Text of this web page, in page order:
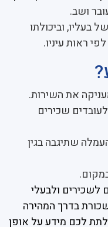
ושב.
בעליו, וביכולתו
ראות עיניו.
את השירות.
שכירים
שתיגבה בגין
לשכירים ולבעלי
בדרך המהירה
לתת לכם מידע על אופן